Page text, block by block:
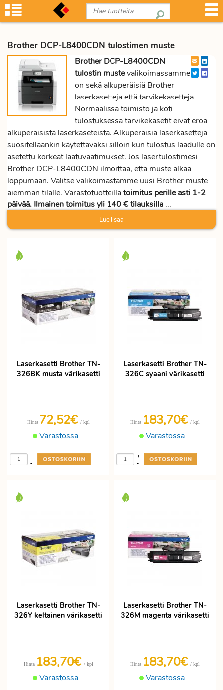
Brother DCP-L8400CDN tulostimen muste
Brother DCP-L8400CDN
tulostin mustevalikoimassamme
on sekä alkuperäisiä Brother
laserkasetteja että tarvikekasetteja.
Normaalissa toimisto ja koti
tulostuksessa tarvikekasetit eivät eroa
alkuperäisistä laserkaseteista. Alkuperäisiä laserkasetteja
suositellaankin käytettäväksi silloin kun tulostus laadulle on
asetettu korkeat laatuvaatimukset. Jos lasertulostimesi
Brother DCP-L8400CDN ilmoittaa, että muste alkaa
loppumaan. Valitse valikoimastamme uusi Brother muste
aiemman tilalle. Varastotuotteillatoimitus perille asti 1-2
päivää. Ilmainen toimitus yli 140 € tilauksilla ...
Lue lisää
Laserkasetti Brother TN-
326BK musta värikasetti
Varastossa
Hinta 72,52€ / kpl
-
+
Laserkasetti Brother TN-
326C syaani värikasetti
Varastossa
Hinta 183,70€ / kpl
-
+
Laserkasetti Brother TN-
326Y keltainen värikasetti
Varastossa
Hinta 183,70€ / kpl
Laserkasetti Brother TN-
326M magenta värikasetti
Varastossa
Hinta 183,70€ / kpl